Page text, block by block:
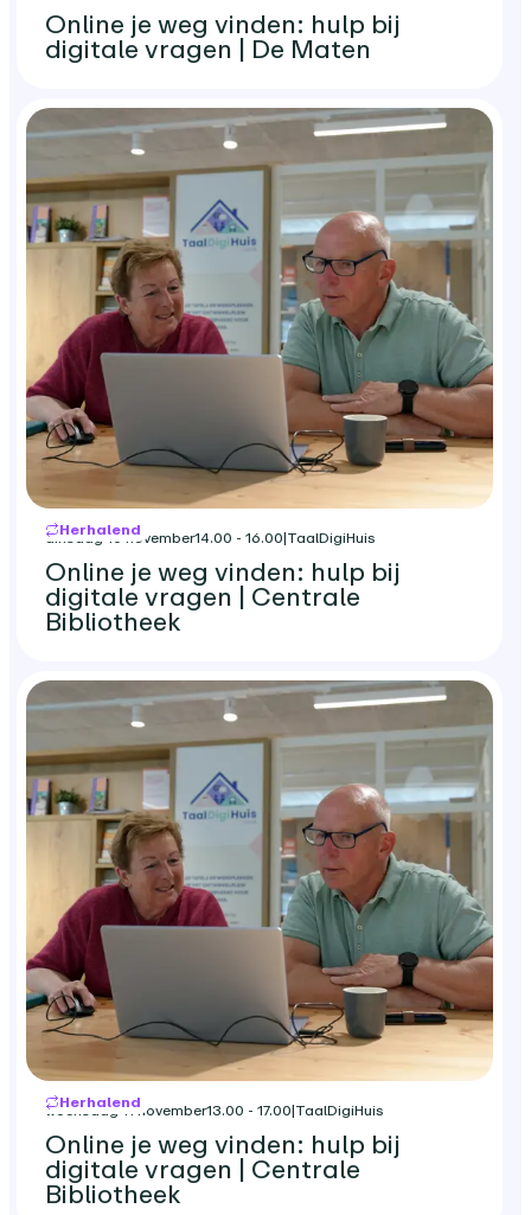
Online je weg vinden: hulp bij
digitale vragen | De Maten
Herhalend
dinsdag 10 november14.00 - 16.00|TaalDigiHuis
Online je weg vinden: hulp bij
digitale vragen | Centrale
Bibliotheek
Herhalend
woensdag 11 november13.00 - 17.00|TaalDigiHuis
Online je weg vinden: hulp bij
digitale vragen | Centrale
Bibliotheek